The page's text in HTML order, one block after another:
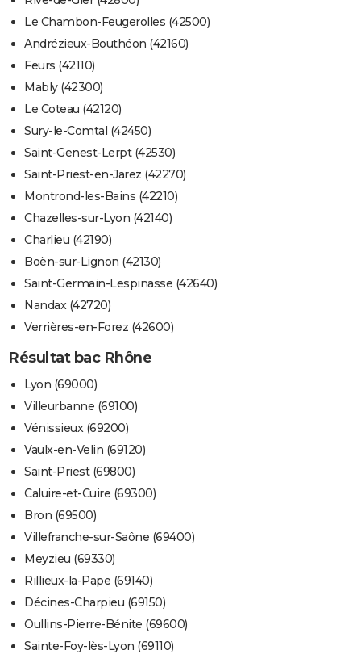
Le Chambon-Feugerolles (42500)
Andrézieux-Bouthéon (42160)
Feurs (42110)
Mably (42300)
Le Coteau (42120)
Sury-le-Comtal (42450)
Saint-Genest-Lerpt (42530)
Saint-Priest-en-Jarez (42270)
Montrond-les-Bains (42210)
Chazelles-sur-Lyon (42140)
Charlieu (42190)
Boën-sur-Lignon (42130)
Saint-Germain-Lespinasse (42640)
Nandax (42720)
Verrières-en-Forez (42600)
Résultat bac Rhône
Lyon (69000)
Villeurbanne (69100)
Vénissieux (69200)
Vaulx-en-Velin (69120)
Saint-Priest (69800)
Caluire-et-Cuire (69300)
Bron (69500)
Villefranche-sur-Saône (69400)
Meyzieu (69330)
Rillieux-la-Pape (69140)
Décines-Charpieu (69150)
Oullins-Pierre-Bénite (69600)
Sainte-Foy-lès-Lyon (69110)